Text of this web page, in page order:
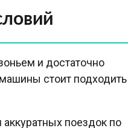
и достаточно
стоит подходить
поездок по